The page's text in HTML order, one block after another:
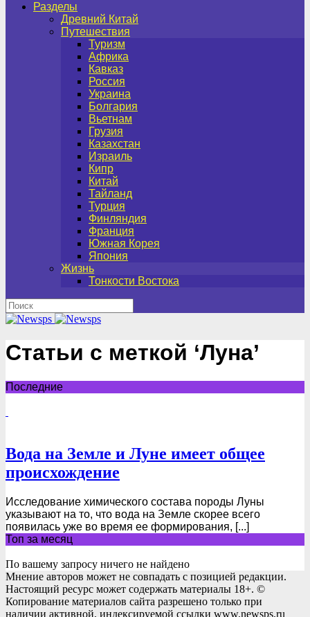
Разделы
Древний Китай
Путешествия
Туризм
Африка
Кавказ
Россия
Украина
Болгария
Вьетнам
Грузия
Казахстан
Израиль
Кипр
Китай
Тайланд
Турция
Финляндия
Франция
Южная Корея
Япония
Жизнь
Тонкости Востока
Статьи с меткой ‘Луна’
Последние
Вода на Земле и Луне имеет общее
происхождение
Исследование химического состава породы Луны
указывают на то, что вода на Земле скорее всего
появилась уже во время ее формирования, [...]
Топ за месяц
По вашему запросу ничего не найдено
Мнение авторов может не совпадать с позицией редакции.
Настоящий ресурс может содержать материалы 18+. ©
Копирование материалов сайта разрешено только при
наличии активной, индексируемой ссылки www.newsps.ru